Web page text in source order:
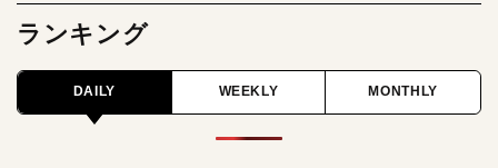
ランキング
DAILY WEEKLY MONTHLY